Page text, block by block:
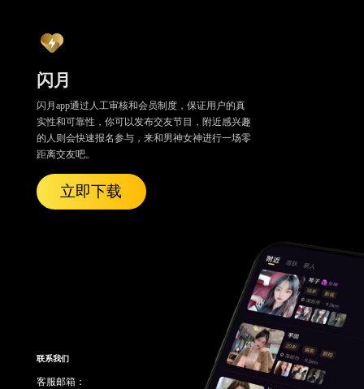
闪月
闪月app通过人工审核和会员制度，保证用户的真
实性和可靠性，你可以发布交友节目，附近感兴趣
的人则会快速报名参与，来和男神女神进行一场零
距离交友吧。
立即下载
联系我们
客服邮箱：